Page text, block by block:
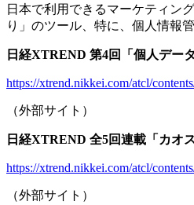
日本で利用できるマーケティン
り」のツール、特に、個人情報
日経XTREND 第4回「個人デー
https://xtrend.nikkei.com/atcl/
（外部サイト）
日経XTREND 全5回連載「カオ
https://xtrend.nikkei.com/atcl/
（外部サイト）